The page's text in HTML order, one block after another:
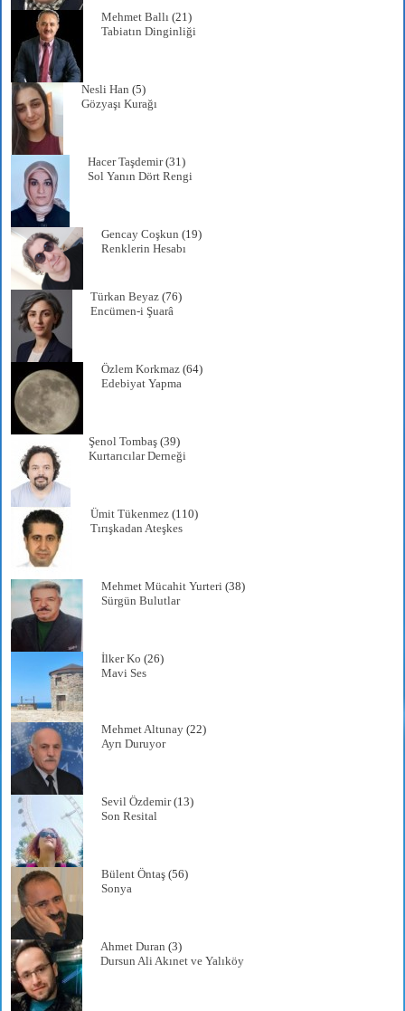
Mehmet Ballı (21)
Tabiatın Dinginliği
Nesli Han (5)
Gözyaşı Kurağı
Hacer Taşdemir(31)
Sol Yanın Dört Rengi
Gencay Coşkun (19)
Renklerin Hesabı
Türkan Beyaz (76)
Encümen-i Şuarâ
Özlem Korkmaz (64)
Edebiyat Yapma
Şenol Tombaş (39)
Kurtarıcılar Derneği
Ümit Tükenmez (110)
Tırışkadan Ateşkes
Mehmet Mücahit Yurteri (38)
Sürgün Bulutlar
İlker Ko (26)
Mavi Ses
Mehmet Altunay (22)
Ayrı Duruyor
Sevil Özdemir(13)
Son Resital
Bülent Öntaş (56)
Sonya
Ahmet Duran (3)
Dursun Ali Akınet ve Yalıköy